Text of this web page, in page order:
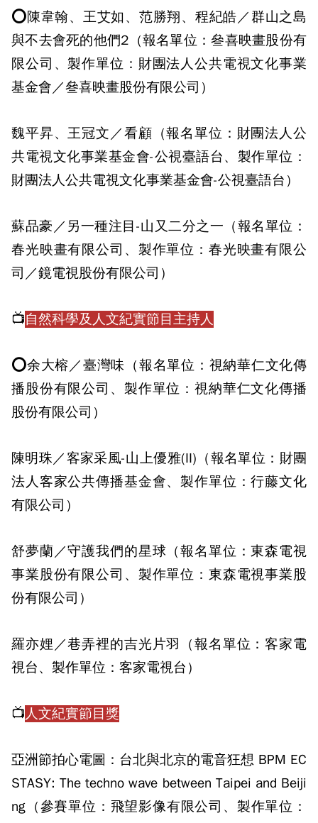
⭕陳韋翰、王艾如、范勝翔、程紀皓／群山之島
與不去會死的他們2（報名單位：叄喜映畫股份有
限公司、製作單位：財團法人公共電視文化事業
基金會／叄喜映畫股份有限公司）
魏平昇、王冠文／看顧（報名單位：財團法人公
共電視文化事業基金會-公視臺語台、製作單位：
財團法人公共電視文化事業基金會-公視臺語台）
蘇品豪／另一種注目-山又二分之一（報名單位：
春光映畫有限公司、製作單位：春光映畫有限公
司／鏡電視股份有限公司）
📺自然科學及人文紀實節目主持人
⭕余大榕／臺灣味（報名單位：視納華仁文化傳
播股份有限公司、製作單位：視納華仁文化傳播
股份有限公司）
陳明珠／客家采風-山上優雅(II)（報名單位：財團
法人客家公共傳播基金會、製作單位：行藤文化
有限公司）
舒夢蘭／守護我們的星球（報名單位：東森電視
事業股份有限公司、製作單位：東森電視事業股
份有限公司）
羅亦娌／巷弄裡的吉光片羽（報名單位：客家電
視台、製作單位：客家電視台）
📺人文紀實節目獎
亞洲節拍心電圖：台北與北京的電音狂想 BPM EC
STASY: The techno wave between Taipei and Beiji
ng（參賽單位：飛望影像有限公司、製作單位：